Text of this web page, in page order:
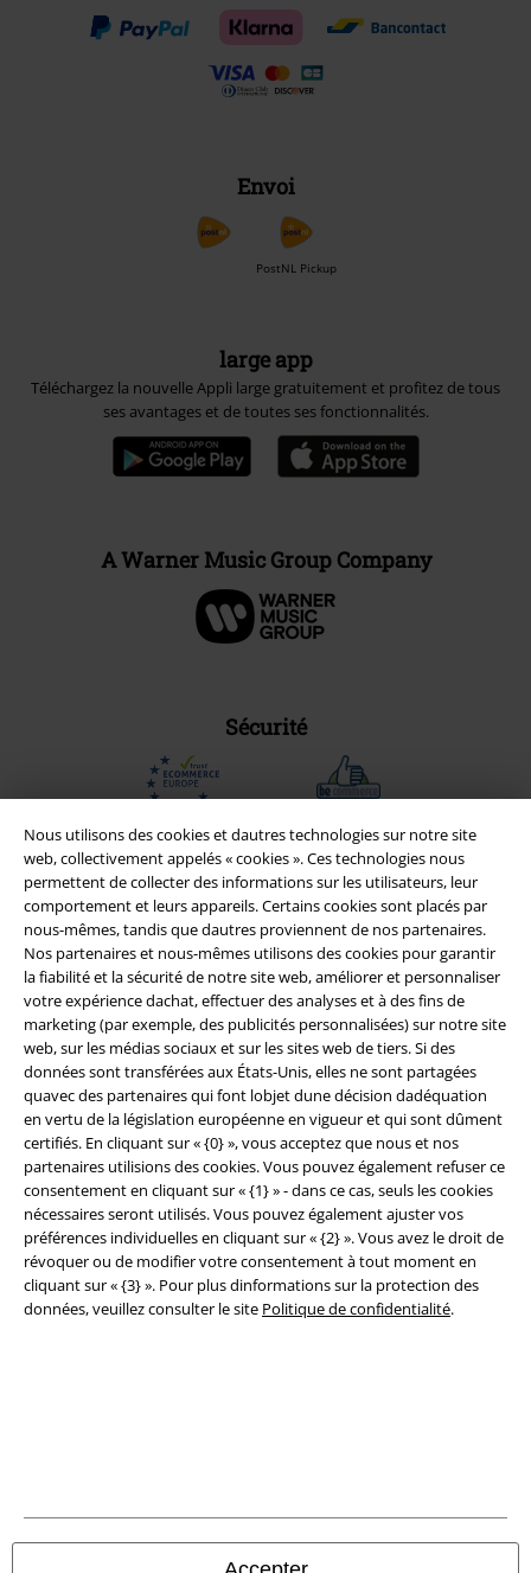
Nous utilisons des cookies et dautres technologies sur notre site
web, collectivement appelés « cookies ». Ces technologies nous
permettent de collecter des informations sur les utilisateurs, leur
comportement et leurs appareils. Certains cookies sont placés par
nous-mêmes, tandis que dautres proviennent de nos partenaires.
Nos partenaires et nous-mêmes utilisons des cookies pour garantir
la fiabilité et la sécurité de notre site web, améliorer et personnaliser
votre expérience dachat, effectuer des analyses et à des fins de
marketing (par exemple, des publicités personnalisées) sur notre site
web, sur les médias sociaux et sur les sites web de tiers. Si des
données sont transférées aux États-Unis, elles ne sont partagées
quavec des partenaires qui font lobjet dune décision dadéquation
en vertu de la législation européenne en vigueur et qui sont dûment
certifiés. En cliquant sur « {0} », vous acceptez que nous et nos
partenaires utilisions des cookies. Vous pouvez également refuser ce
consentement en cliquant sur « {1} » - dans ce cas, seuls les cookies
nécessaires seront utilisés. Vous pouvez également ajuster vos
préférences individuelles en cliquant sur « {2} ». Vous avez le droit de
révoquer ou de modifier votre consentement à tout moment en
cliquant sur « {3} ». Pour plus dinformations sur la protection des
données, veuillez consulter le site Politique de confidentialité.
Envoi
PostNL Pickup
large app
Téléchargez la nouvelle Appli large gratuitement et profitez de tous
ses avantages et de toutes ses fonctionnalités.
A Warner Music Group Company
Sécurité
Légal
Conditions générales
Éditeur
Clauses de confidentialité
Élimination des déchets et protection de l'environnement
Tous nos prix sont T.T.C. Cependant, ils ne comprennent pasles frais